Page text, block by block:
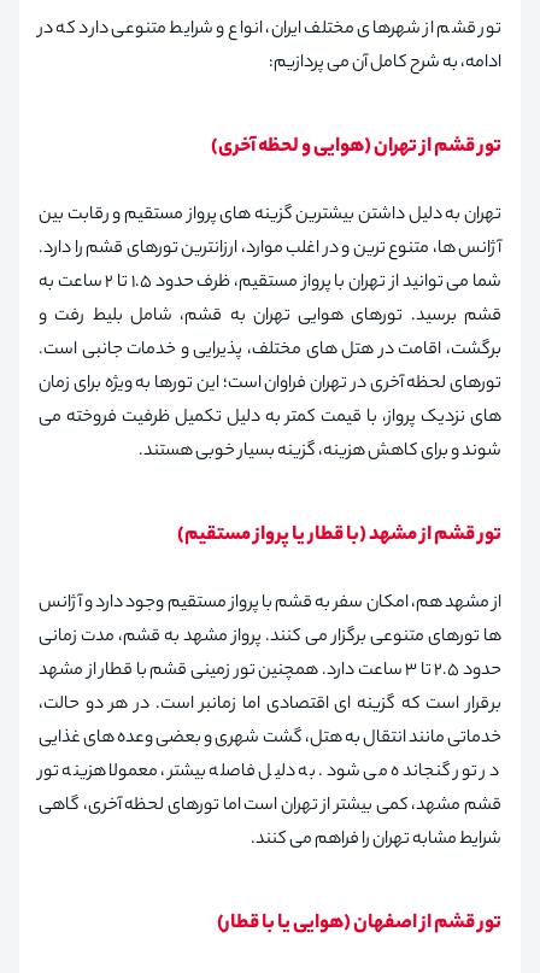
تور قشم از شهرهای مختلف ایران، انواع و شرایط متنوعی دارد که در
ادامه، به شرح کامل آن می پردازیم:
تور قشم از تهران (هوایی و لحظه آخری)
تهران به دلیل داشتن بیشترین گزینه های پرواز مستقیم و رقابت بین
آژانس ها، متنوع ترین و در اغلب موارد، ارزانترین تورهای قشم را دارد.
شما می توانید از تهران با پرواز مستقیم، ظرف حدود ۱.۵ تا ۲ ساعت به
قشم برسید. تورهای هوایی تهران به قشم، شامل بلیط رفت و
برگشت، اقامت در هتل های مختلف، پذیرایی و خدمات جانبی است.
تورهای لحظه آخری در تهران فراوان است؛ این تورها به ویژه برای زمان
های نزدیک پرواز، با قیمت کمتر به دلیل تکمیل ظرفیت فروخته می
شوند و برای کاهش هزینه، گزینه بسیار خوبی هستند.
تور قشم از مشهد (با قطار یا پرواز مستقیم)
از مشهد هم، امکان سفر به قشم با پرواز مستقیم وجود دارد و آژانس
ها تورهای متنوعی برگزار می کنند. پرواز مشهد به قشم، مدت زمانی
حدود ۲.۵ تا ۳ ساعت دارد. همچنین تور زمینی قشم با قطار از مشهد
برقرار است که گزینه ای اقتصادی اما زمانبر است. در هر دو حالت،
خدماتی مانند انتقال به هتل، گشت شهری و بعضی وعده های غذایی
در تور گنجانده می شود. به دلیل فاصله بیشتر، معمولا هزینه تور
قشم مشهد، کمی بیشتر از تهران است اما تورهای لحظه آخری، گاهی
شرایط مشابه تهران را فراهم می کنند.
تور قشم از اصفهان (هوایی یا با قطار)